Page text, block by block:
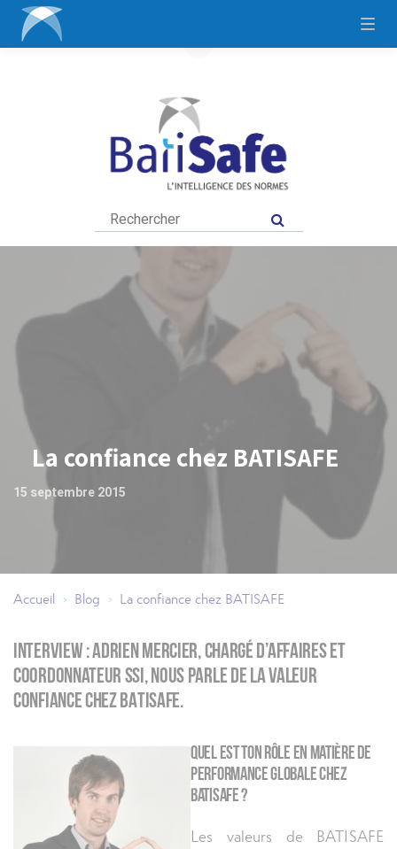
La confiance chez BATISAFE
15 septembre 2015
Accueil > Blog > La confiance chez BATISAFE
La confiance chez BATISAFE
Interview : Adrien Mercier, chargé d’affaires et
coordonnateur SSI, nous parle de la valeur
CONFIANCE chez BATISAFE.
Quel est ton rôle en matière de
performance globale chez
Batisafe ?
Les valeurs de BATISAFE